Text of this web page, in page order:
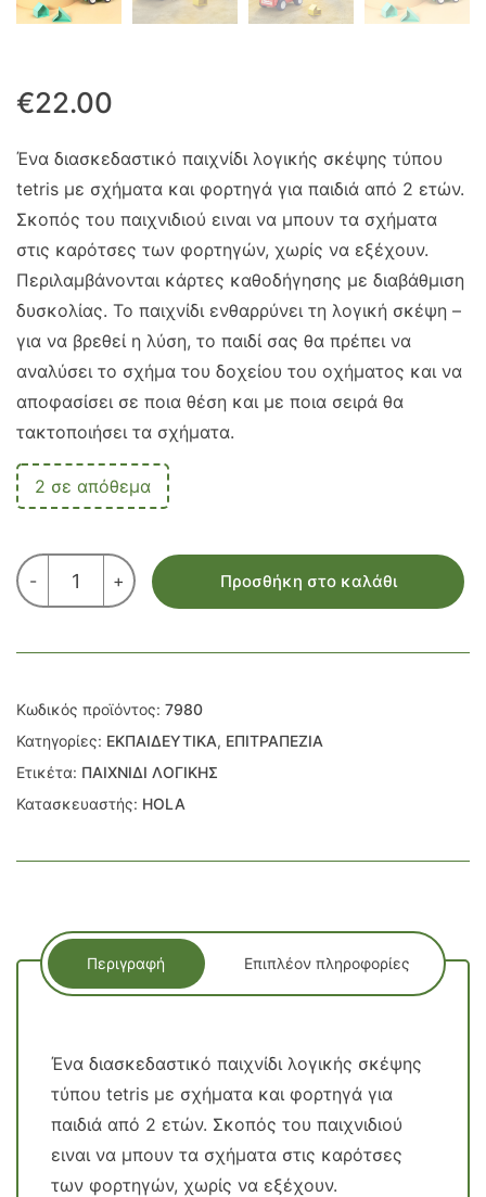
€22.00
Ένα διασκεδαστικό παιχνίδι λογικής σκέψης τύπου
tetris με σχήματα και φορτηγά για παιδιά από 2 ετών.
Σκοπός του παιχνιδιού ειναι να μπουν τα σχήματα
στις καρότσες των φορτηγών, χωρίς να εξέχουν.
Περιλαμβάνονται κάρτες καθοδήγησης με διαβάθμιση
δυσκολίας. Το παιχνίδι ενθαρρύνει τη λογική σκέψη –
για να βρεθεί η λύση, το παιδί σας θα πρέπει να
αναλύσει το σχήμα του δοχείου του οχήματος και να
αποφασίσει σε ποια θέση και με ποια σειρά θα
τακτοποιήσει τα σχήματα.
2 σε απόθεμα
-
ΠΑΙΧΝΙΔΙ
ΛΟΓΙΚΗΣ
ΦΟΡΤΗΓΑ
ΣΧΗΜΑΤΑ
+ Προσθήκη στο καλάθι
Κωδικός προϊόντος: 7980
Κατηγορίες: ΕΚΠΑΙΔΕΥΤΙΚΑ, ΕΠΙΤΡΑΠΕΖΙΑ
Ετικέτα: ΠΑΙΧΝΙΔΙ ΛΟΓΙΚΗΣ
Κατασκευαστής: HOLA
Περιγραφή Επιπλέον πληροφορίες
Ένα διασκεδαστικό παιχνίδι λογικής σκέψης
τύπου tetris με σχήματα και φορτηγά για
παιδιά από 2 ετών. Σκοπός του παιχνιδιού
ειναι να μπουν τα σχήματα στις καρότσες
των φορτηγών, χωρίς να εξέχουν.